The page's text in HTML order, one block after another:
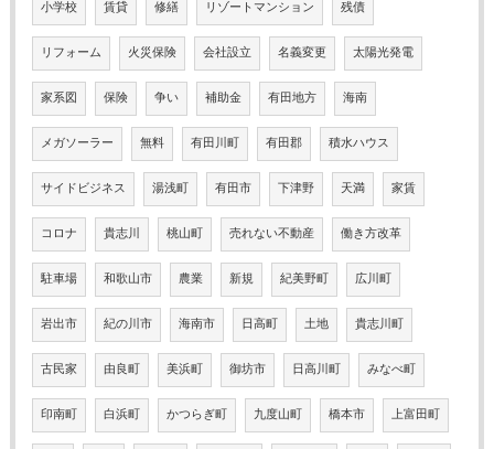
小学校 賃貸 修繕 リゾートマンション 残債
リフォーム 火災保険 会社設立 名義変更 太陽光発電
家系図 保険 争い 補助金 有田地方 海南
メガソーラー 無料 有田川町 有田郡 積水ハウス
サイドビジネス 湯浅町 有田市 下津野 天満 家賃
コロナ 貴志川 桃山町 売れない不動産 働き方改革
駐車場 和歌山市 農業 新規 紀美野町 広川町
岩出市 紀の川市 海南市 日高町 土地 貴志川町
古民家 由良町 美浜町 御坊市 日高川町 みなべ町
印南町 白浜町 かつらぎ町 九度山町 橋本市 上富田町